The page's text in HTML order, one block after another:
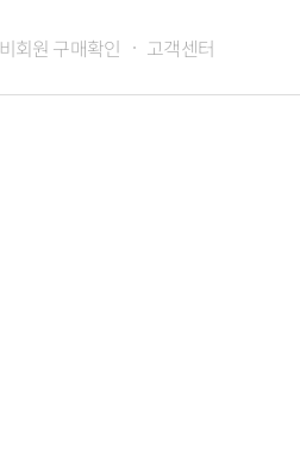
비회원 구매확인 고객센터